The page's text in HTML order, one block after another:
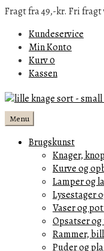
Fragt fra 49,-kr. Fri
Kundeservice
Min Konto
Kurv0
Kassen
Menu
Brugskunst
Knager,
Kurve og
Lamper og
Lysestager
Vaser og
Opsatser og
Rammer,
Puder og